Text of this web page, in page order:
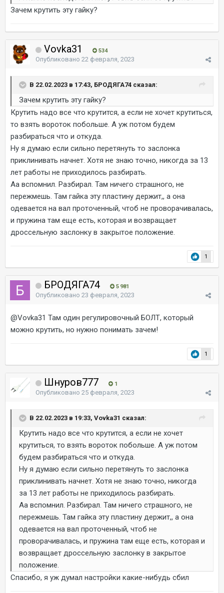
Зачем крутить эту гайку?
Vovka31 534
Опубликовано 22 февраля, 2023
В 22.02.2023 в 17:43, БРОДЯГА74 сказал:
Зачем крутить эту гайку?
Крутить надо все что крутится, а если не хочет крутиться,
то взять вороток побольше. А уж потом будем
разбираться что и откуда.
Ну я думаю если сильно перетянуть то заслонка
приклинивать начнет. Хотя не знаю точно, никогда за 13
лет работы не приходилось разбирать.
Аа вспомнил. Разбирал. Там ничего страшного, не
пережмешь. Там гайка эту пластину держит,, а она
одевается на вал проточенный, чтоб не проворачивалась,
и пружина там еще есть, которая и возвращает
дроссельную заслонку в закрытое положение.
1
БРОДЯГА74 5 981
Опубликовано 23 февраля, 2023
@Vovka31 Там один регулировочный БОЛТ, который
можно крутить, но нужно понимать зачем!
1
Шнуров777 1
Опубликовано 25 февраля, 2023
В 22.02.2023 в 19:33, Vovka31 сказал:
Крутить надо все что крутится, а если не хочет
крутиться, то взять вороток побольше. А уж потом
будем разбираться что и откуда.
Ну я думаю если сильно перетянуть то заслонка
приклинивать начнет. Хотя не знаю точно, никогда
за 13 лет работы не приходилось разбирать.
Аа вспомнил. Разбирал. Там ничего страшного, не
пережмешь. Там гайка эту пластину держит,, а она
одевается на вал проточенный, чтоб не
проворачивалась, и пружина там еще есть, которая и
возвращает дроссельную заслонку в закрытое
положение.
Спасибо, я уж думал настройки какие-нибудь сбил